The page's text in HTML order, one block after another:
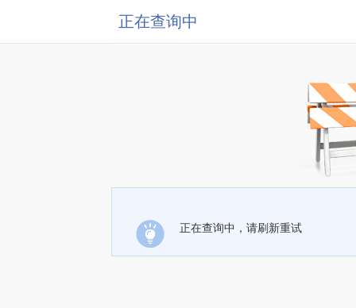
正在查询中
正在查询中，请刷新重试